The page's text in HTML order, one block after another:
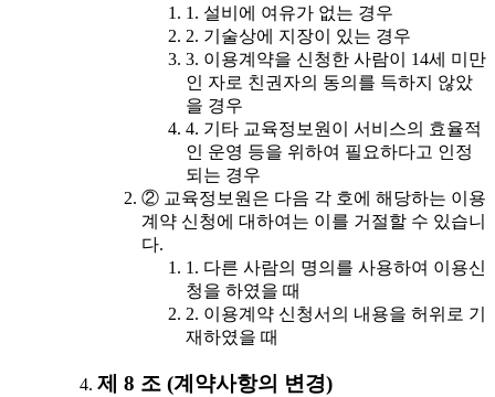
1. 설비에 여유가 없는 경우
2. 기술상에 지장이 있는 경우
3. 이용계약을 신청한 사람이 14세 미만
인 자로 친권자의 동의를 득하지 않았
을 경우
4. 기타 교육정보원이 서비스의 효율적
인 운영 등을 위하여 필요하다고 인정
되는 경우
② 교육정보원은 다음 각 호에 해당하는 이용
계약 신청에 대하여는 이를 거절할 수 있습니
다.
1. 다른 사람의 명의를 사용하여 이용신
청을 하였을 때
2. 이용계약 신청서의 내용을 허위로 기
재하였을 때
제 8 조 (계약사항의 변경)